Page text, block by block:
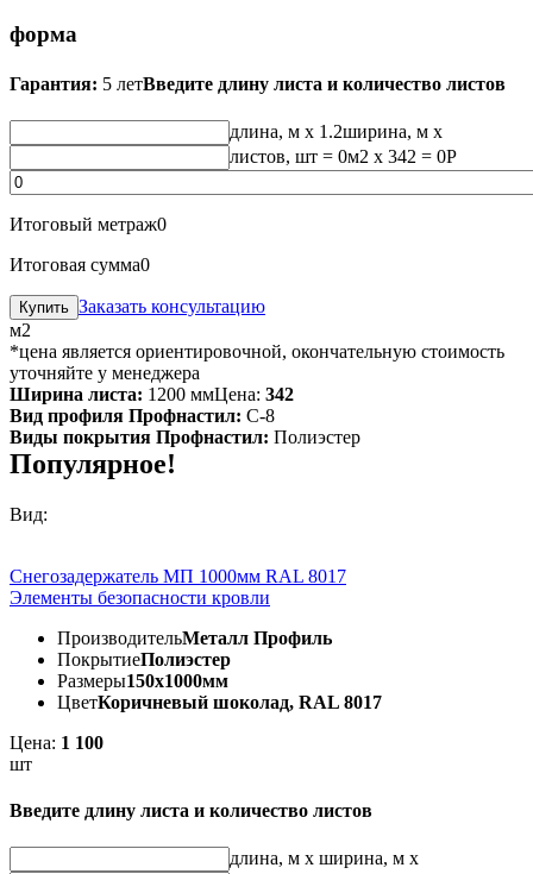
форма
Гарантия: 5 летВведите длину листа и количество листов
длина, м x 1.2ширина, м x
листов, шт = 0м2 x 342 = 0Р
Итоговый метраж0
Итоговая сумма0
Заказать консультацию
м2
*цена является ориентировочной, окончательную стоимость
уточняйте у менеджера
Ширина листа: 1200 ммЦена: 342
Вид профиля Профнастил: С-8
Виды покрытия Профнастил: Полиэстер
Популярное!
Вид:
Снегозадержатель МП 1000мм RAL 8017
Элементы безопасности кровли
ПроизводительМеталл Профиль
ПокрытиеПолиэстер
Размеры150х1000мм
ЦветКоричневый шоколад, RAL 8017
Цена: 1 100
шт
Введите длину листа и количество листов
длина, м x ширина, м x